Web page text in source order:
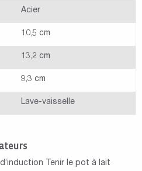
Acier
10,5 cm
13,2 cm
9,3 cm
Lave-vaisselle
Tenir le pot à lait